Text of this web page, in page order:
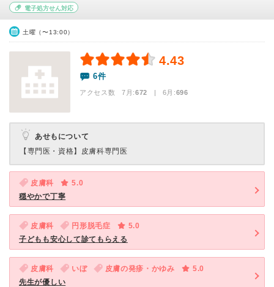
電子処方せん対応
土曜（〜13:00）
4.43
6件
アクセス数 7月:672 | 6月:696
あせもについて
【専門医・資格】 皮膚科専門医
皮膚科
5.0
穏やかで丁寧
皮膚科 円形脱毛症
5.0
子どもも安心して診てもらえる
皮膚科 いぼ 皮膚の発疹・かゆみ
5.0
先生が優しい